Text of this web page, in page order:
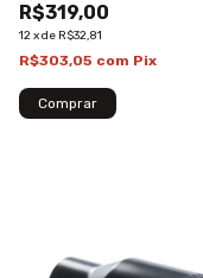
R$319,00
12xde R$32,81
R$303,05 com Pix